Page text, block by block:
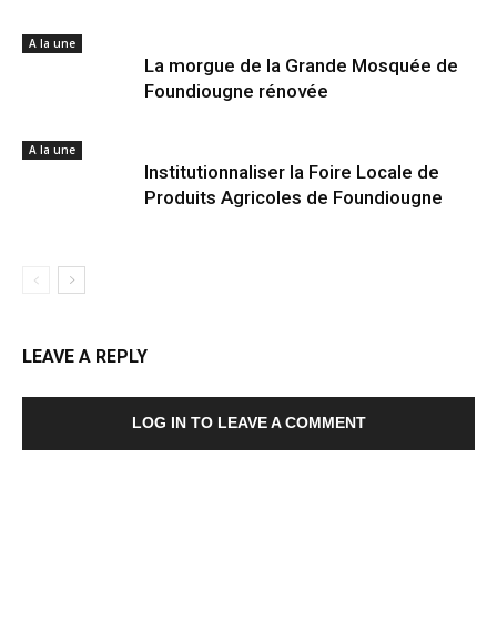
A la une
La morgue de la Grande Mosquée de
Foundiougne rénovée
A la une
Institutionnaliser la Foire Locale de
Produits Agricoles de Foundiougne
LEAVE A REPLY
LOG IN TO LEAVE A COMMENT